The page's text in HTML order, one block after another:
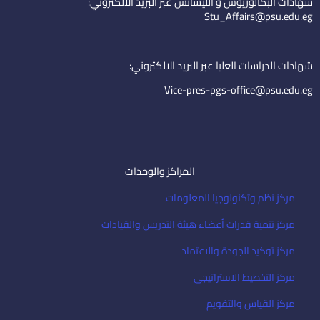
e
i
l
b
d Stu_Affairs@psu.edu.eg
شهادات الدراسات العليا عبر البريد الالكتروني:
Vice-pres-pgs-office@psu.edu.eg
المراكز والوحدات
مركز نظم وتكنولوجيا المعلومات
مركز تنمية قدرات أعضاء هيئة التدريس والقيادات
مركز توكيد الجودة والاعتماد
مركز التخطيط الاستراتيجى
مركز القياس والتقويم